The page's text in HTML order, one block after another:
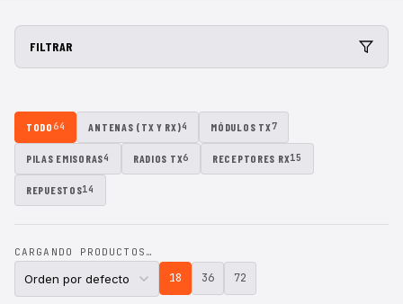
FILTRAR
TODO64 ANTENAS (TX Y RX)4 MÓDULOS TX7
PILAS EMISORAS4 RADIOS TX6 RECEPTORES RX15
REPUESTOS14
CARGANDO PRODUCTOS…
18 36 72